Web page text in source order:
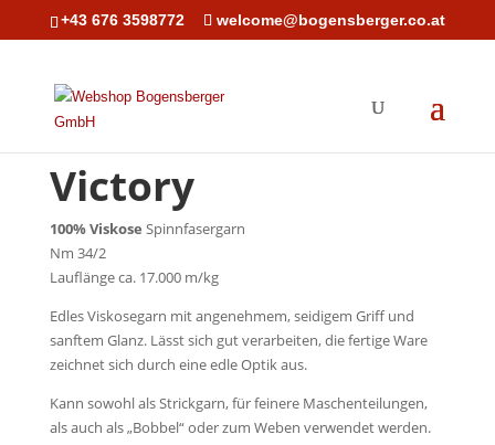
+43 676 3598772 welcome@bogensberger.co.at
Victory
100% Viskose Spinnfasergarn
Nm 34/2
Lauflänge ca. 17.000 m/kg
Edles Viskosegarn mit angenehmem, seidigem Griff und
sanftem Glanz. Lässt sich gut verarbeiten, die fertige Ware
zeichnet sich durch eine edle Optik aus.
Kann sowohl als Strickgarn, für feinere Maschenteilungen,
als auch als „Bobbel“ oder zum Weben verwendet werden.